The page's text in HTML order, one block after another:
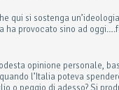
qui si sostenga
ha provocato sino ad
opinione personale,
l’Italia poteva